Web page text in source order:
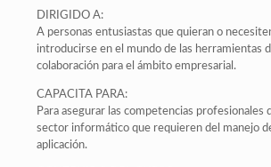
DIRIGIDO A:
A personas entusiastas que quieran o
introducirse en el mundo de las herramientas
colaboración para el ámbito empresarial.
CAPACITA PARA:
Para asegurar las competencias profesionales
sector informático que requieren del manejo
aplicación.